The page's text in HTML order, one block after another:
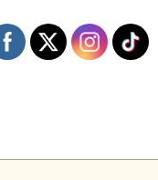
菓子ギ
もらっ